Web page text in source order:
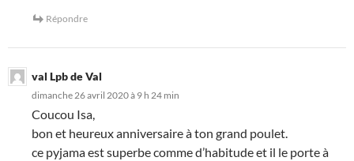
Répondre
val Lpb de Val
dimanche 26 avril 2020 à 9 h 24 min
Coucou Isa,
bon et heureux anniversaire à ton grand poulet.
ce pyjama est superbe comme d’habitude et il le porte à